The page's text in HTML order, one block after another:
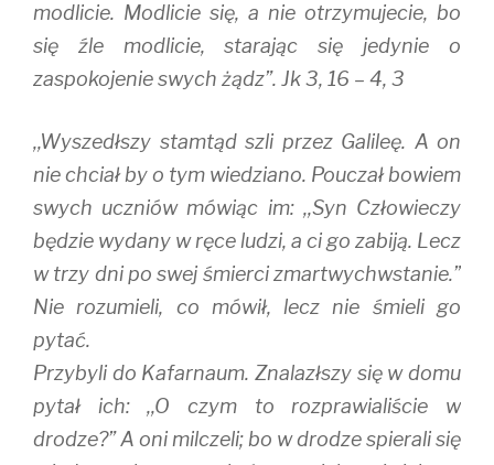
modlicie. Modlicie się, a nie otrzymujecie, bo
się źle modlicie, starając się jedynie o
zaspokojenie swych żądz”. Jk 3, 16 – 4, 3
,,Wyszedłszy stamtąd szli przez Galileę. A on
nie chciał by o tym wiedziano. Pouczał bowiem
swych uczniów mówiąc im: ,,Syn Człowieczy
będzie wydany w ręce ludzi, a ci go zabiją. Lecz
w trzy dni po swej śmierci zmartwychwstanie.”
Nie rozumieli, co mówił, lecz nie śmieli go
pytać.
Przybyli do Kafarnaum. Znalazłszy się w domu
pytał ich: ,,O czym to rozprawialiście w
drodze?” A oni milczeli; bo w drodze spierali się